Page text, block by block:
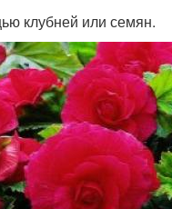
клубней или семян.